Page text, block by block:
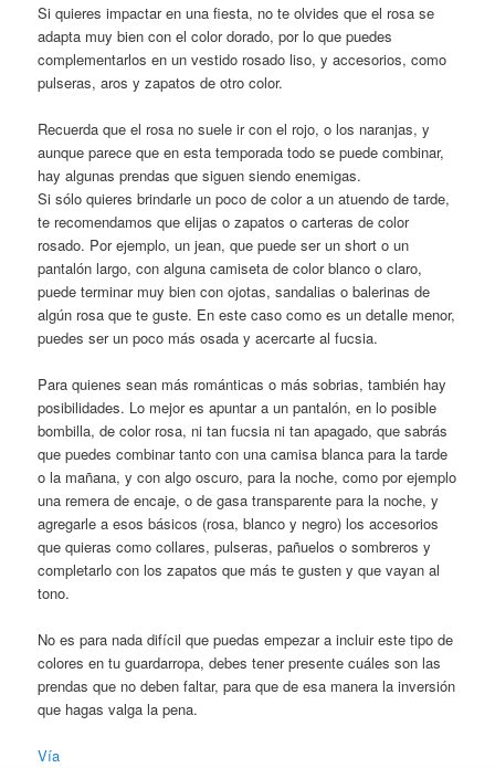
Si quieres impactar en una fiesta, no te olvides que el rosa se
adapta muy bien con el color dorado, por lo que puedes
complementarlos en un vestido rosado liso, y accesorios, como
pulseras, aros y zapatos de otro color.
Recuerda que el rosa no suele ir con el rojo, o los naranjas, y
aunque parece que en esta temporada todo se puede combinar,
hay algunas prendas que siguen siendo enemigas.
Si sólo quieres brindarle un poco de color a un atuendo de tarde,
te recomendamos que elijas o zapatos o carteras de color
rosado. Por ejemplo, un jean, que puede ser un short o un
pantalón largo, con alguna camiseta de color blanco o claro,
puede terminar muy bien con ojotas, sandalias o balerinas de
algún rosa que te guste. En este caso como es un detalle menor,
puedes ser un poco más osada y acercarte al fucsia.
Para quienes sean más románticas o más sobrias, también hay
posibilidades. Lo mejor es apuntar a un pantalón, en lo posible
bombilla, de color rosa, ni tan fucsia ni tan apagado, que sabrás
que puedes combinar tanto con una camisa blanca para la tarde
o la mañana, y con algo oscuro, para la noche, como por ejemplo
una remera de encaje, o de gasa transparente para la noche, y
agregarle a esos básicos (rosa, blanco y negro) los accesorios
que quieras como collares, pulseras, pañuelos o sombreros y
completarlo con los zapatos que más te gusten y que vayan al
tono.
No es para nada difícil que puedas empezar a incluir este tipo de
colores en tu guardarropa, debes tener presente cuáles son las
prendas que no deben faltar, para que de esa manera la inversión
que hagas valga la pena.
Vía